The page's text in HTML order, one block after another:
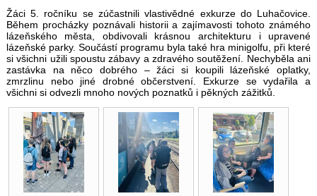
Žáci 5. ročníku se zúčastnili vlastivědné exkurze do Luhačovice.
Během procházky poznávali historii a zajímavosti tohoto známého
lázeňského města, obdivovali krásnou architekturu i upravené
lázeňské parky. Součástí programu byla také hra minigolfu, při které
si všichni užili spoustu zábavy a zdravého soutěžení. Nechyběla ani
zastávka na něco dobrého – žáci si koupili lázeňské oplatky,
zmrzlinu nebo jiné drobné občerstvení. Exkurze se vydařila a
všichni si odvezli mnoho nových poznatků i pěkných zážitků.